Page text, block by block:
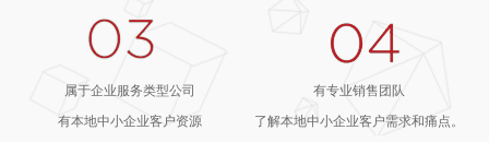
属于企业服务类型公司
有本地中小企业客户资源
有专业销售团队
了解本地中小企业客户需求和痛点。